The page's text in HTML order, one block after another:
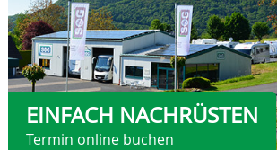
EINFACH NACHRÜSTEN
Termin online buchen